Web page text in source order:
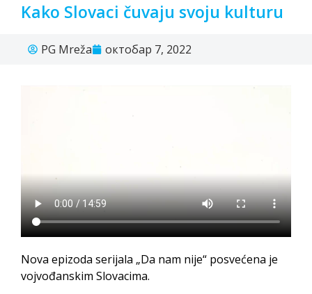
Kako Slovaci čuvaju svoju kulturu
PG Mreža октобар 7, 2022
Nova epizoda serijala „Da nam nije“ posvećena je
vojvođanskim Slovacima.